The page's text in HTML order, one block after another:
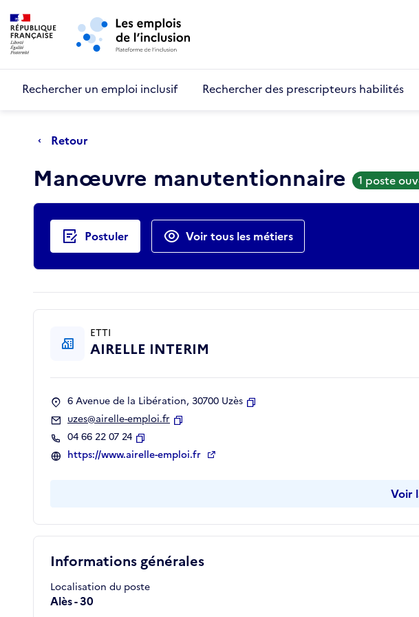
Aller au menu principal
Rechercher un emploi inclusif Rechercher des prescripteurs habilités
Retour
Manœuvre manutentionnaire 1 poste
Actions rapides
Postuler Voir tous les métiers
Informations générales
Localisation du poste
Alès - 30
ETTI
AIRELLE INTERIM
6 Avenue de la Libération, 30700 Uzès
uzes@airelle-emploi.fr
04 66 22 07 24
Copier
https://www.airelle-emploi.fr
Voir